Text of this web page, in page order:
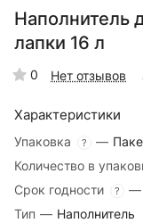
Наполнитель
лапки 16 л
0 Нет отзывов
Характеристики
Упаковка ? —
Количество в
Срок годности
? —
Тип — Наполнитель